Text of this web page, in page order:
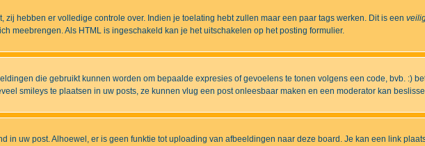
zij hebben er volledige controle over. Indien je toelating hebt zullen maar een paar tags werken. Dit is een
meebrengen. Als HTML is ingeschakeld kan je het uitschakelen op het posting formulier.
die gebruikt kunnen worden om bepaalde expresies of gevoelens te tonen volgens een code, bvb. :)
smileys te plaatsen in uw posts, ze kunnen vlug een post onleesbaar maken en een moderator kan
in uw post. Alhoewel, er is geen funktie tot uploading van afbeeldingen naar deze board. Je kan een link